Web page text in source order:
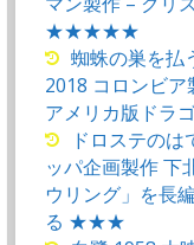
★★★★★
蜘蛛の巣を
2018 コロンビ
アメリカ版ドラ
ドロステの
ッパ企画製作 下
ウリング」を長
る ★★★